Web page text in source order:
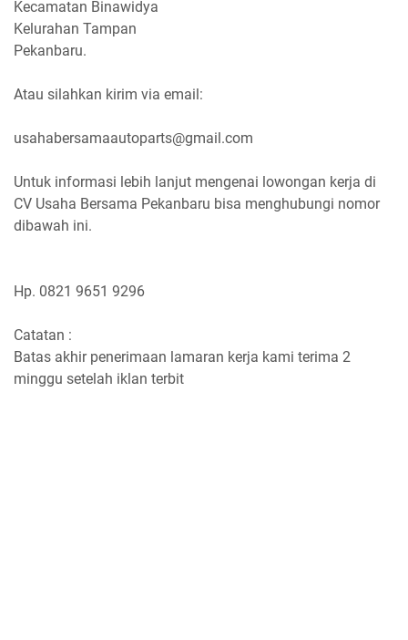
Kecamatan Binawidya
Kelurahan Tampan
Pekanbaru.
Atau silahkan kirim via email:
usahabersamaautoparts@gmail.com
Untuk informasi lebih lanjut mengenai lowongan kerja di
CV Usaha Bersama Pekanbaru bisa menghubungi nomor
dibawah ini.
Hp. 0821 9651 9296
Catatan :
Batas akhir penerimaan lamaran kerja kami terima 2
minggu setelah iklan terbit